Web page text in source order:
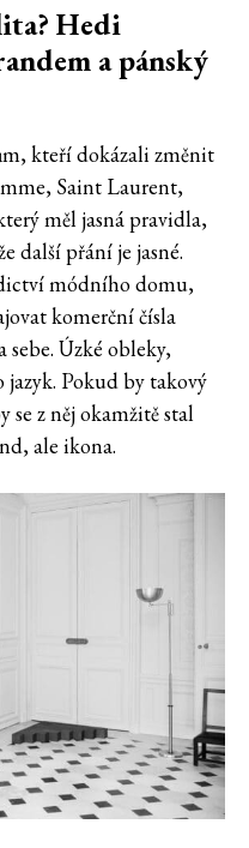
Hedi
a pánský
kteří dokázali změnit
Saint Laurent,
měl jasná pravidla,
další přání je jasné.
módního domu,
komerční čísla
sebe. Úzké obleky,
jazyk. Pokud by takový
z něj okamžitě stal
ale ikona.